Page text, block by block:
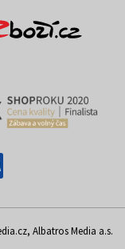
Albatros Media a.s.